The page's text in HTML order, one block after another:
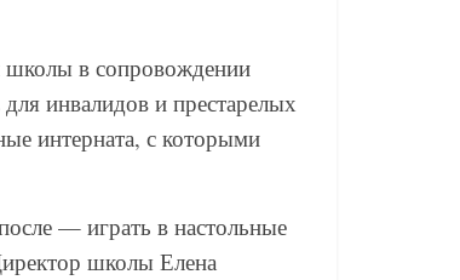
школы в сопровождении
инвалидов и престарелых
интерната, с которыми
— играть в настольные
школы Елена